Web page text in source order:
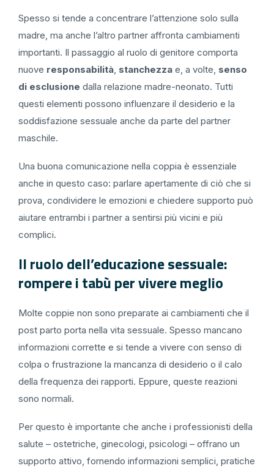
Spesso si tende a concentrare l’attenzione solo sulla
madre, ma anche l’altro partner affronta cambiamenti
importanti. Il passaggio al ruolo di genitore comporta
nuove responsabilità, stanchezza e, a volte, senso
di esclusione dalla relazione madre-neonato. Tutti
questi elementi possono influenzare il desiderio e la
soddisfazione sessuale anche da parte del partner
maschile.
Una buona comunicazione nella coppia è essenziale
anche in questo caso: parlare apertamente di ciò che si
prova, condividere le emozioni e chiedere supporto può
aiutare entrambi i partner a sentirsi più vicini e più
complici.
Il ruolo dell’educazione sessuale:
rompere i tabù per vivere meglio
Molte coppie non sono preparate ai cambiamenti che il
post parto porta nella vita sessuale. Spesso mancano
informazioni corrette e si tende a vivere con senso di
colpa o frustrazione la mancanza di desiderio o il calo
della frequenza dei rapporti. Eppure, queste reazioni
sono normali.
Per questo è importante che anche i professionisti della
salute – ostetriche, ginecologi, psicologi – offrano un
supporto attivo, fornendo informazioni semplici, pratiche